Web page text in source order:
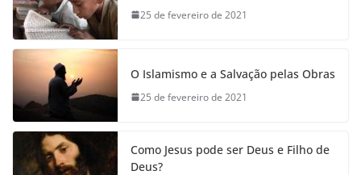
25 de fevereiro de 2021
O Islamismo e a Salvação pelas Obras
25 de fevereiro de 2021
Como Jesus pode ser Deus e Filho de
Deus?